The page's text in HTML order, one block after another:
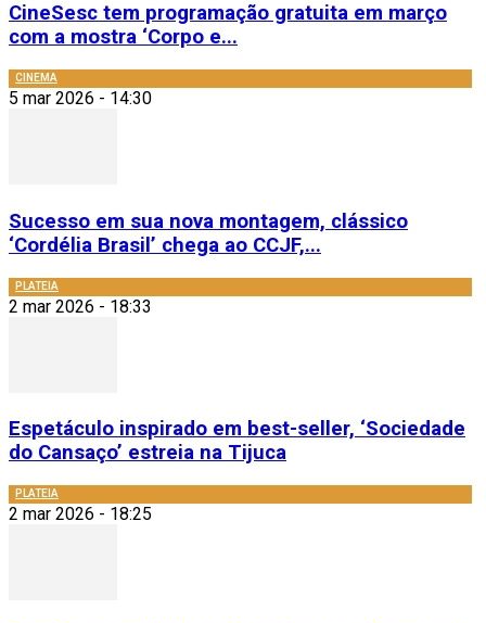
CineSesc tem programação gratuita em março
com a mostra ‘Corpo e...
CINEMA
5 mar 2026 - 14:30
Sucesso em sua nova montagem, clássico
‘Cordélia Brasil’ chega ao CCJF,...
PLATEIA
2 mar 2026 - 18:33
Espetáculo inspirado em best-seller, ‘Sociedade
do Cansaço’ estreia na Tijuca
PLATEIA
2 mar 2026 - 18:25